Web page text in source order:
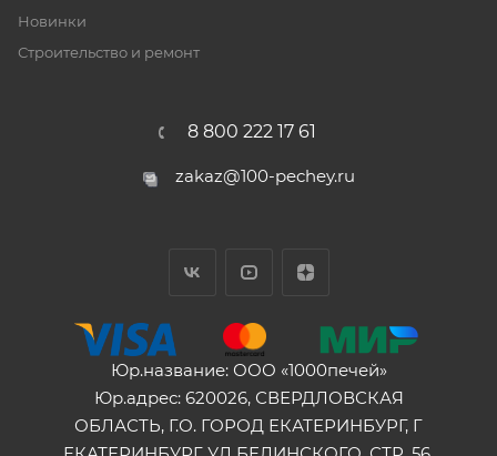
Новинки
Строительство и ремонт
8 800 222 17 61
zakaz@100-pechey.ru
Юр.название: ООО «1000печей»
Юр.адрес: 620026, СВЕРДЛОВСКАЯ
ОБЛАСТЬ, Г.О. ГОРОД ЕКАТЕРИНБУРГ, Г